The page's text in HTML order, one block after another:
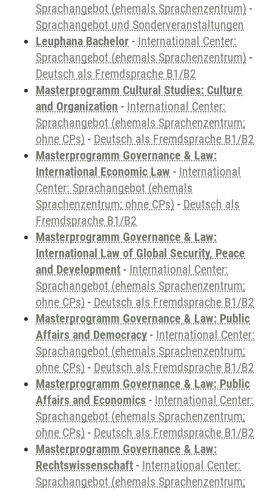
Sprachangebot (ehemals Sprachenzentrum) -
Sprachangebot und Sonderveranstaltungen
Leuphana Bachelor - International Center:
Sprachangebot (ehemals Sprachenzentrum) -
Deutsch als Fremdsprache B1/B2
Masterprogramm Cultural Studies: Culture
and Organization - International Center:
Sprachangebot (ehemals Sprachenzentrum;
ohne CPs) - Deutsch als Fremdsprache B1/B2
Masterprogramm Governance & Law:
International Economic Law - International
Center: Sprachangebot (ehemals
Sprachenzentrum; ohne CPs) - Deutsch als
Fremdsprache B1/B2
Masterprogramm Governance & Law:
International Law of Global Security, Peace
and Development - International Center:
Sprachangebot (ehemals Sprachenzentrum;
ohne CPs) - Deutsch als Fremdsprache B1/B2
Masterprogramm Governance & Law: Public
Affairs and Democracy - International Center:
Sprachangebot (ehemals Sprachenzentrum;
ohne CPs) - Deutsch als Fremdsprache B1/B2
Masterprogramm Governance & Law: Public
Affairs and Economics - International Center:
Sprachangebot (ehemals Sprachenzentrum;
ohne CPs) - Deutsch als Fremdsprache B1/B2
Masterprogramm Governance & Law:
Rechtswissenschaft - International Center:
Sprachangebot (ehemals Sprachenzentrum;